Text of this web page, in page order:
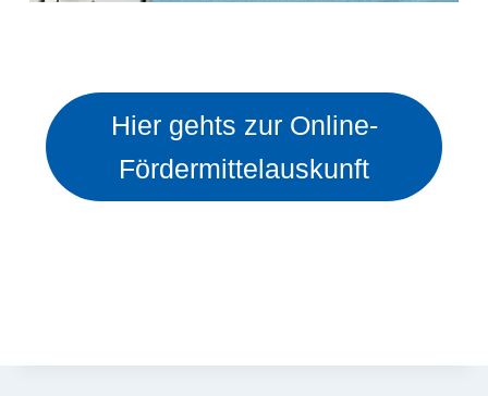
Hier gehts zur Online-
Fördermittelauskunft